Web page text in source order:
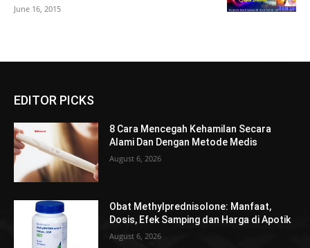
June 16, 2015
EDITOR PICKS
8 Cara Mencegah Kehamilan Secara
Alami Dan Dengan Metode Medis
August 6, 2026
Obat Methylprednisolone: Manfaat,
Dosis, Efek Samping dan Harga di Apotik
August 6, 2026